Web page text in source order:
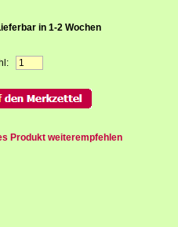
in 1-2 Wochen
Produkt weiterempfehlen